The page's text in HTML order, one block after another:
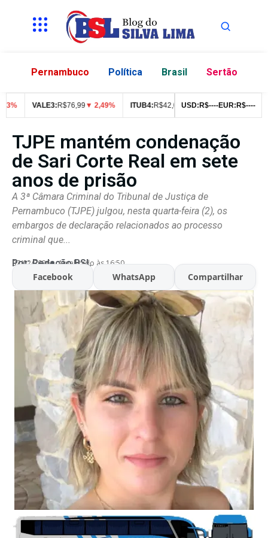
Pernambuco Política Brasil Sertão
VALE3:R$76,99▼ 2,49% ITUB4:R$42,05▼ 1,55% PETR4:R$47,05
USD: R$----EUR: R$----
TJPE mantém condenação
de Sari Corte Real em sete
anos de prisão
A 3ª Câmara Criminal do Tribunal de Justiça de
Pernambuco (TJPE) julgou, nesta quarta-feira (2), os
embargos de declaração relacionados ao processo
criminal que...
Por:Redação BSL
07/02/2026 Atualizado às 16:50
Facebook WhatsApp Compartilhar